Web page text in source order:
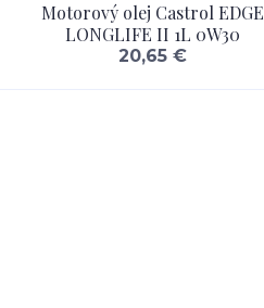
Motorový olej Castrol EDGE
LONGLIFE II 1L 0W30
20,65 €